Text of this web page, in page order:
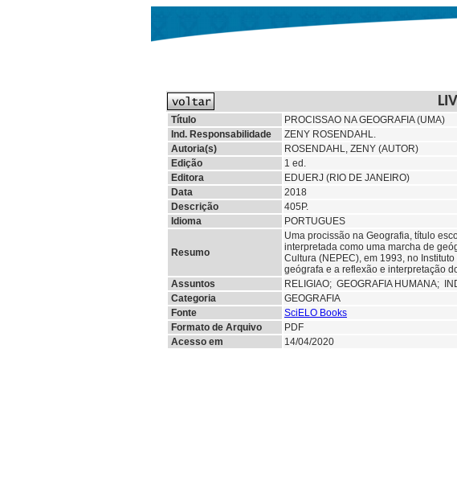
Título
PROCISSAO NA GEOGRAFIA (UMA)
Ind. Responsabilidade
ZENY ROSENDAHL.
Autoria(s)
ROSENDAHL, ZENY (AUTOR)
Edição
1 ed.
Editora
EDUERJ (RIO DE JANEIRO)
Data
2018
Descrição
405P.
Idioma
PORTUGUES
Resumo
Uma procissão na Geografia, título
interpretada como uma marcha de
Cultura (NEPEC), em 1993, no
geógrafa e a reflexão e interpretação
Assuntos
RELIGIAO; GEOGRAFIA HUMANA;
Categoria
GEOGRAFIA
Fonte
SciELO Books
Formato de Arquivo
PDF
Acesso em
14/04/2020